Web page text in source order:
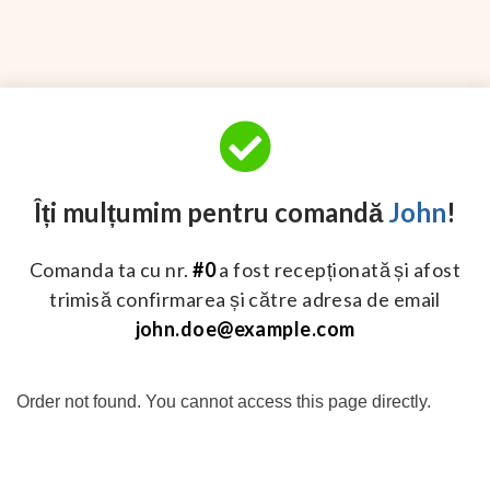
Îți mulțumim pentru comandăJohn!
Comanda ta cu nr.#0a fost recepționată și afost
trimisă confirmarea și către adresa de email
john.doe@example.com
Order not found. You cannot access this page directly.